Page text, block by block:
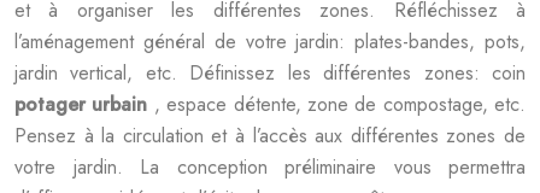
et à organiser les différentes zones. Réfléchissez à
l’aménagement général de votre jardin: plates-bandes, pots,
jardin vertical, etc. Définissez les différentes zones: coin
potager urbain , espace détente, zone de compostage, etc.
Pensez à la circulation et à l’accès aux différentes zones de
votre jardin. La conception préliminaire vous permettra